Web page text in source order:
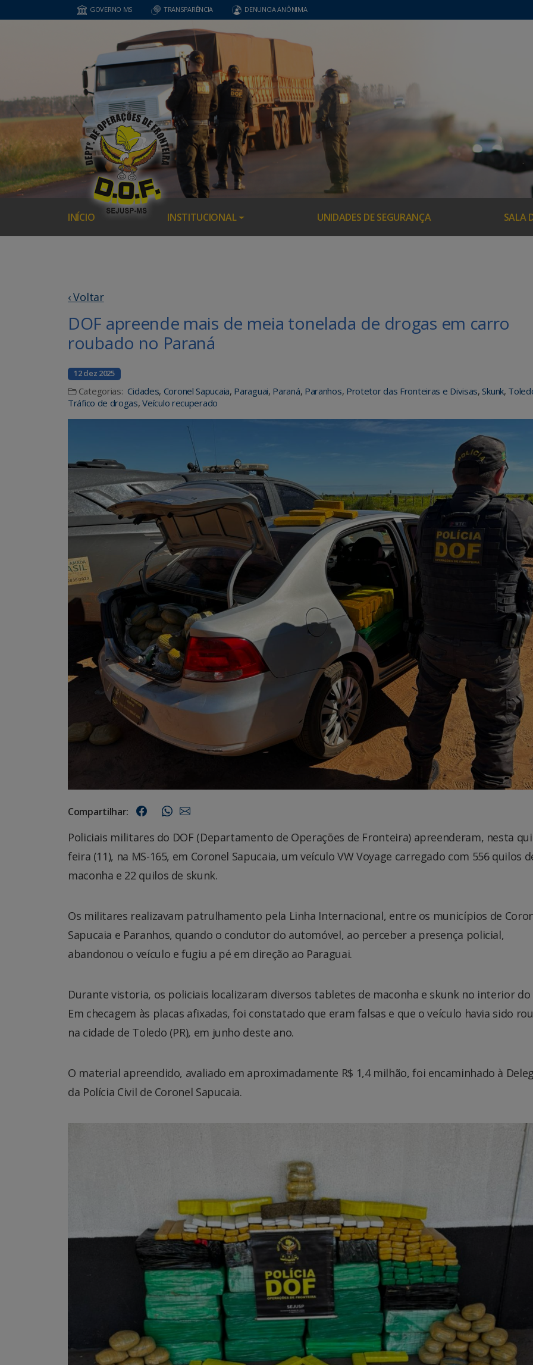
GOVERNO MS TRANSPARÊNCIA DENUNCIA ANÔNIMA
INÍCIO INSTITUCIONAL UNIDADES DE SEGURANÇA SALA
‹ Voltar
DOF apreende mais de meia tonelada de drogas em carro
roubado no Paraná
12 dez 2025
Categorias: Cidades, Coronel Sapucaia, Paraguai, Paraná, Paranhos, Protetor das Fronteiras e Divisas, Skunk,
Tráfico de drogas,Veículo recuperado
Compartilhar:
Policiais militares do DOF (Departamento de Operações de Fronteira) apreenderam, nesta
feira (11), na MS-165, em Coronel Sapucaia, um veículo VW Voyage carregado com 556 quilos
maconha e 22 quilos de skunk.
Os militares realizavam patrulhamento pela Linha Internacional, entre os municípios de
Sapucaia e Paranhos, quando o condutor do automóvel, ao perceber a presença policial,
abandonou o veículo e fugiu a pé em direção ao Paraguai.
Durante vistoria, os policiais localizaram diversos tabletes de maconha e skunk no interior do
Em checagem às placas afixadas, foi constatado que eram falsas e que o veículo havia sido
na cidade de Toledo (PR), em junho deste ano.
O material apreendido, avaliado em aproximadamente R$ 1,4 milhão, foi encaminhado à
da Polícia Civil de Coronel Sapucaia.